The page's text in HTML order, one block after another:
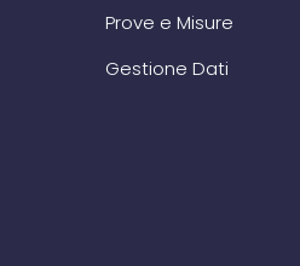
Prove e Misure
Gestione Dati